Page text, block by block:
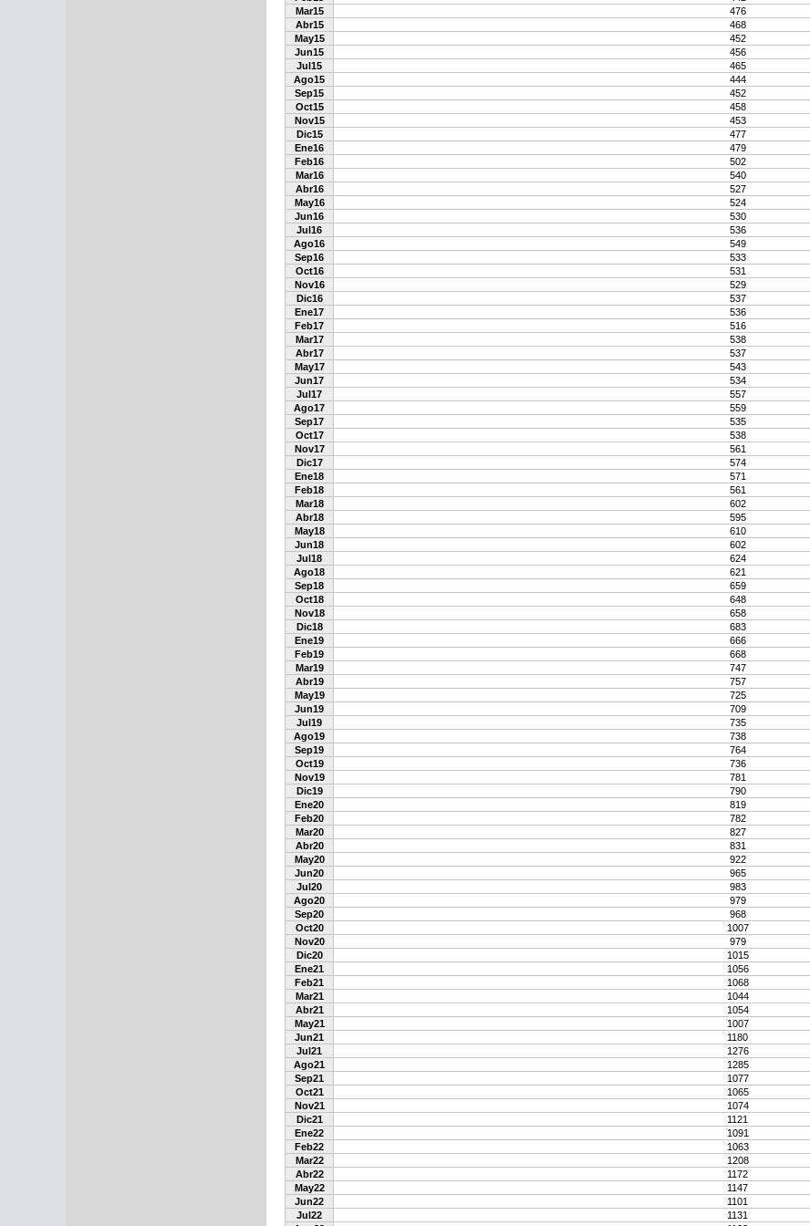
Mar15
476
Abr15
468
May15
452
Jun15
456
Jul15
465
Ago15
444
Sep15
452
Oct15
458
Nov15
453
Dic15
477
Ene16
479
Feb16
502
Mar16
540
Abr16
527
May16
524
Jun16
530
Jul16
536
Ago16
549
Sep16
533
Oct16
531
Nov16
529
Dic16
537
Ene17
536
Feb17
516
Mar17
538
Abr17
537
May17
543
Jun17
534
Jul17
557
Ago17
559
Sep17
535
Oct17
538
Nov17
561
Dic17
574
Ene18
571
Feb18
561
Mar18
602
Abr18
595
May18
610
Jun18
602
Jul18
624
Ago18
621
Sep18
659
Oct18
648
Nov18
658
Dic18
683
Ene19
666
Feb19
668
Mar19
747
Abr19
757
May19
725
Jun19
709
Jul19
735
Ago19
738
Sep19
764
Oct19
736
Nov19
781
Dic19
790
Ene20
819
Feb20
782
Mar20
827
Abr20
831
May20
922
Jun20
965
Jul20
983
Ago20
979
Sep20
968
Oct20
1007
Nov20
979
Dic20
1015
Ene21
1056
Feb21
1068
Mar21
1044
Abr21
1054
May21
1007
Jun21
1180
Jul21
1276
Ago21
1285
Sep21
1077
Oct21
1065
Nov21
1074
Dic21
1121
Ene22
1091
Feb22
1063
Mar22
1208
Abr22
1172
May22
1147
Jun22
1101
Jul22
1131